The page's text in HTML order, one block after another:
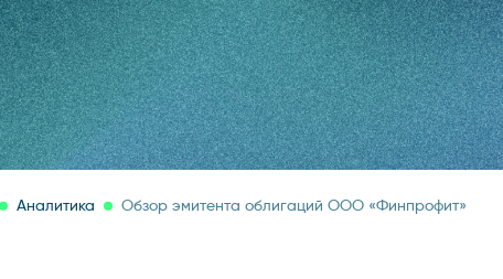
Аналитика Обзор эмитента облигаций ООО «Финпрофит»